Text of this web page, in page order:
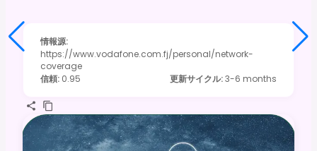
情報源:
https://www.vodafone.com.fj/personal/network-
coverage
信頼: 0.95 更新サイクル:3-6 months